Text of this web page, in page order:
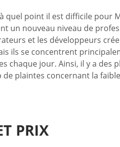
quel point il est difficile pour
un nouveau niveau de
et les développeurs
ils se concentrent
chaque jour. Ainsi, il y a des
plaintes concernant la
PRIX